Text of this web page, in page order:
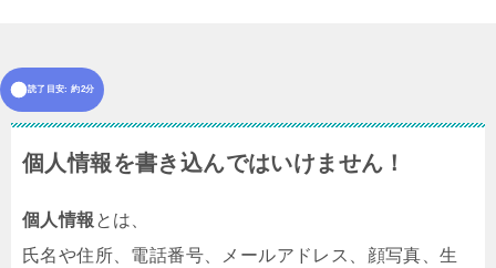
読了目安: 約2分
個人情報を書き込んではいけません！
個人情報 とは、
氏名や住所、電話番号、メールアドレス、顔写真、生